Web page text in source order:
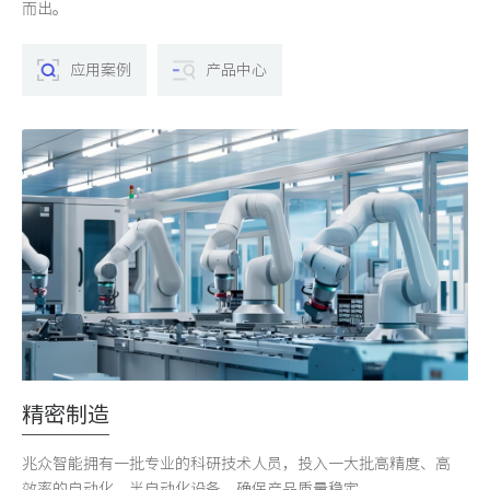
而出。
应用案例 产品中心
精密制造
兆众智能拥有一批专业的科研技术人员，投入一大批高精度、高